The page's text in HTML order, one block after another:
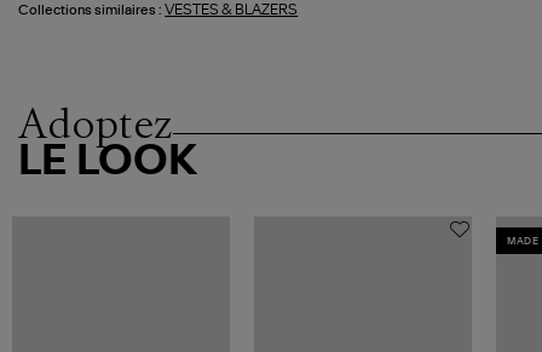
Collections similaires : VESTES & BLAZERS
Adoptez
LE LOOK
MADE